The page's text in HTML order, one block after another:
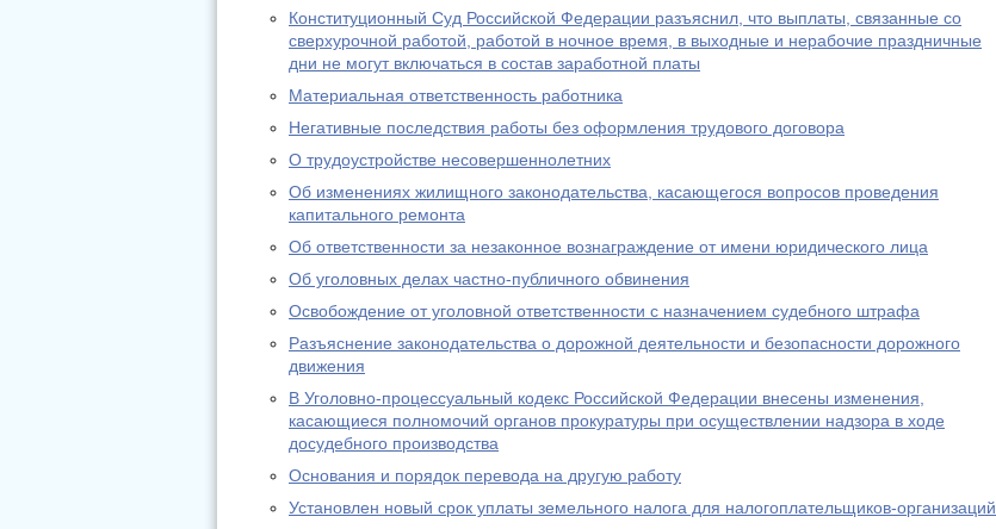
Конституционный Суд Российской Федерации разъяснил, что выплаты, связанные со
сверхурочной работой, работой в ночное время, в выходные и нерабочие праздничные
дни не могут включаться в состав заработной платы
Материальная ответственность работника
Негативные последствия работы без оформления трудового договора
О трудоустройстве несовершеннолетних
Об изменениях жилищного законодательства, касающегося вопросов проведения
капитального ремонта
Об ответственности за незаконное вознаграждение от имени юридического лица
Об уголовных делах частно-публичного обвинения
Освобождение от уголовной ответственности с назначением судебного штрафа
Разъяснение законодательства о дорожной деятельности и безопасности дорожного
движения
В Уголовно-процессуальный кодекс Российской Федерации внесены изменения,
касающиеся полномочий органов прокуратуры при осуществлении надзора в ходе
досудебного производства
Основания и порядок перевода на другую работу
Установлен новый срок уплаты земельного налога для налогоплательщиков-организаций